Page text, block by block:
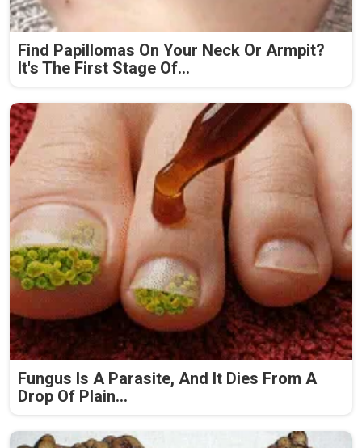
Find Papillomas On Your Neck Or Armpit?
It's The First Stage Of...
Fungus Is A Parasite, And It Dies From A
Drop Of Plain...